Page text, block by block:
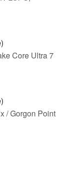
Core Ultra 7
/ Gorgon Point